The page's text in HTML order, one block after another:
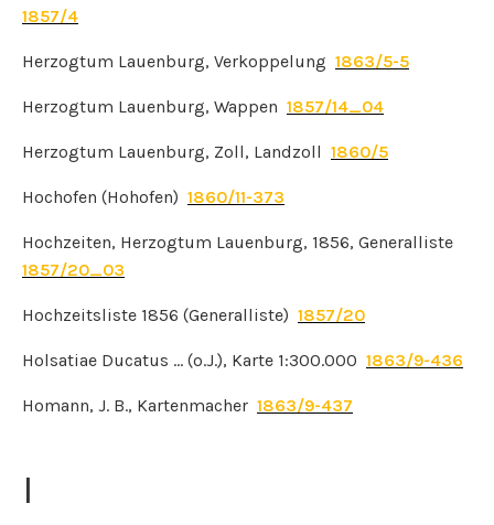
1857/4
Herzogtum Lauenburg, Verkoppelung 1863/5-5
Herzogtum Lauenburg, Wappen 1857/14_04
Herzogtum Lauenburg, Zoll, Landzoll 1860/5
Hochofen (Hohofen) 1860/11-373
Hochzeiten, Herzogtum Lauenburg, 1856, Generalliste
1857/20_03
Hochzeitsliste 1856 (Generalliste) 1857/20
Holsatiae Ducatus … (o.J.), Karte 1:300.000 1863/9-436
Homann, J. B., Kartenmacher 1863/9-437
I